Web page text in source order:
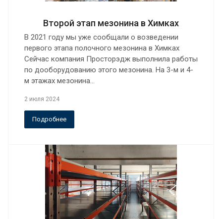
Второй этап мезонина в Химках
В 2021 году мы уже сообщали о возведении
первого этапа полочного мезонина в Химках
Сейчас компания Просторэдж выполнила работы
по дооборудованию этого мезонина. На 3-м и 4-
м этажах мезонина…
2 июля 2024
Подробнее